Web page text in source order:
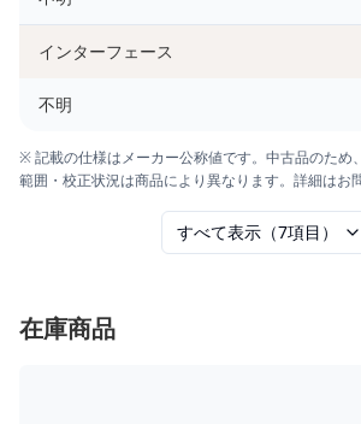
インターフェース
不明
※ 記載の仕様はメーカー公称値です。中古品のため
範囲・校正状況は商品により異なります。詳細はお
すべて表示（7項目）
在庫商品